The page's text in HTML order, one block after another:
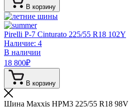
В корзину
Pirelli P-7 Cinturato 225/55 R18 102Y
Наличие: 4
В наличии
18 800₽
В корзину
Шина Maxxis HPM3 225/55 R18 98V